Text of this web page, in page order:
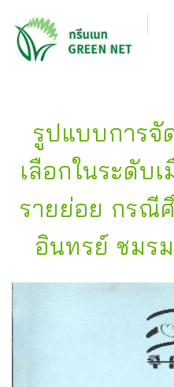
รูปแบบการจั
เลือกในระดับ
รายย่อย กรณี
อินทรย์ ชมร